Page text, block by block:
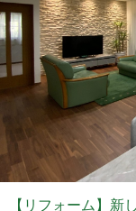
【リフォーム】新